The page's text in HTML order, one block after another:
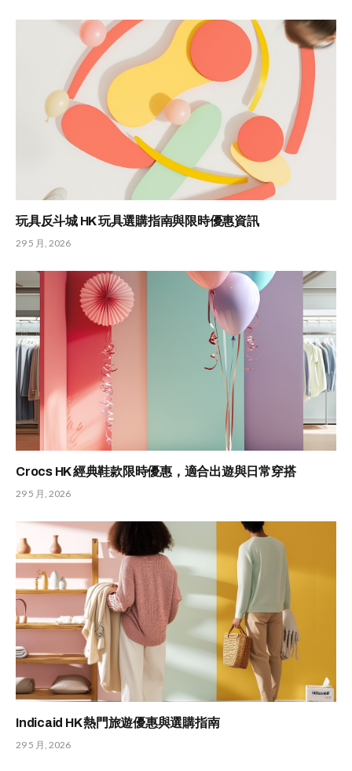
玩具反斗城 HK 玩具選購指南與限時優惠資訊
29 5 月, 2026
Crocs HK 經典鞋款限時優惠，適合出遊與日常穿搭
29 5 月, 2026
Indicaid HK 熱門旅遊優惠與選購指南
29 5 月, 2026